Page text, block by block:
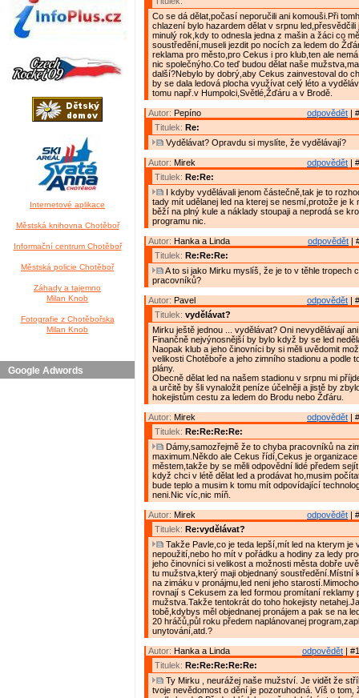
Internetové aplikace
Městská knihovna Chotěboř
Informační centrum Chotěboř
Městská policie Chotěboř
Záhady a tajemno
Milan Knob
Fotografie z Chotěbořska
Milan Knob
Google Adwords
Co se dá dělat,počasí neporučili ani komouši.Při
chlazení bylo hazardem dělat v srpnu led,přesvědčili
minulý rok,kdy to odnesla jedna z mašin a žáci co
soustředění,museli jezdit po nocích za ledem do
reklama pro město,pro Cekus i pro klub,ten ale
nic společnýho.Co teď budou dělat naše
další?Nebylo by dobrý,aby Cekus zainvestoval do
by se dala ledová plocha využívat celý léto a
tomu např.v Humpolci,Světlé,Žďáru a v Brodě.
odpovědět |
Autor: Pepíno
Titulek: Re:
Vydělávat? Opravdu si myslíte, že vydělávají?
odpovědět |
Autor: Mirek
Titulek: Re:Re:
I kdyby vydělávali jenom částečně,tak je to
tady mít udělanej led na kterej se nesmí,protože je k
běží na plný kule a náklady stoupaji a neprodá se
programu nic.
odpovědět |
Autor: Hanka a Linda
Titulek: Re:Re:Re:
A to si jako Mirku myslíš, že je to v těhle tropech
pracovníků?
odpovědět |
Autor: Pavel
Titulek: vydělávat?
Mirku ještě jednou ... vydělávat? Oni nevydělávají
Finančně nejvýnosnější by bylo když by se led
Naopak klub a jeho činovníci by si měli uvědomit
velikosti Chotěboře a jeho zimního stadionu a podle
plány.
Obecně dělat led na našem stadionu v srpnu mi
a určitě by šli vynaložit peníze účelněji a jistě by
hokejistům cestu za ledem do Brodu nebo Žďáru.
odpovědět |
Autor: Mirek
Titulek: Re:Re:Re:Re:
Dámy,samozřejmě že to chyba pracovníků na
maximum.Někdo ale Cekus řídí,Cekus je
městem,takže by se měli odpovědní lidé předem
když chci v létě dělat led a prodávat ho,musim
bude teplo a musim k tomu mít odpovídající
neni.Nic víc,nic míň.
odpovědět |
Autor: Mirek
Titulek: Re:vydělávat?
Takže Pavle,co je teda lepší,mít led na kterym je
nepoužití,nebo ho mít v pořádku a hodiny za ledy
jeho činovníci si velikost a možnosti města dobře
tu mužstva,který maji objednaný soustředění.Místní
na zimáku v pronájmu,led neni jeho
rovnají s Cekusem za led formou promítaní reklamy
mužstva.Takže tentokrát do toho hokejisty
tobě,kdybys měl objednanej pronájem a pak se na
20 hráčů,půl roku předem naplánovanej
unytování,atd.?
odpovědět |
Autor: Hanka a Linda
Titulek: Re:Re:Re:Re:Re:
Ty Mirku , neurážej naše mužství. Je vidět že
tvoje nevědomost o dění je pozoruhodná. Víš o tom,